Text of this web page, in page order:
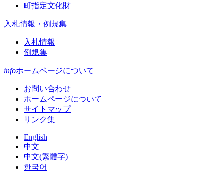
町指定文化財
入札情報・例規集
入札情報
例規集
infoホームページについて
お問い合わせ
ホームページについて
サイトマップ
リンク集
English
中文
中文(繁體字)
한국어